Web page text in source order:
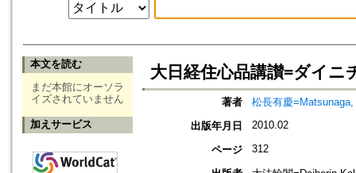
本文を読む
まだ本館にオーソラ
イズされていません
加えサービス
大日経住心品講讃=ダイ
著者
松長有慶=Matsunaga,
出版年月日
2010.02
ページ 312